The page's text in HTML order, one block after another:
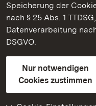
Speicherung der
nach § 25 Abs. 1
Datenverarbeitung
DSGVO.
Nur notwendigen
Cookies zustimmen
Staatliche Schlösser
Kontakt
Gebärdensprache
Erklärung zur
BITV-konform (geprüfte